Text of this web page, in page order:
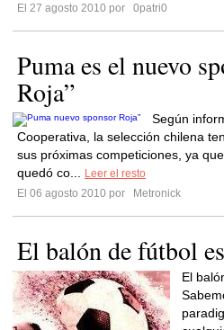
El 27 agosto 2010 por
0patri0
Puma es el nuevo
Roja”
Según
Cooperativa, la selección chilena
sus próximas competiciones, ya
quedó co...
Leer el resto
El 06 agosto 2010 por
Metronick
El balón de fútbol
El